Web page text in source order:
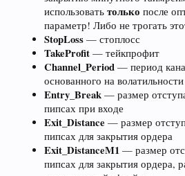
использовать только после
параметр! Либо не трогать
StopLoss — стоплосс
TakeProfit — тейкпрофит
Channel_Period — период
основанного на волатильности
Entry_Break — размер
пипсах при входе
Exit_Distance — размер
пипсах для закрытия ордера
Exit_DistanceM1 — размер
пипсах для закрытия ордера,